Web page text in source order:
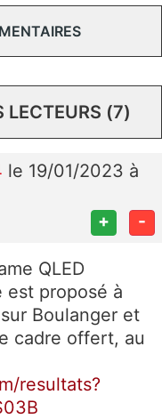
LECTEURS (7)
le 19/01/2023 à
+ -
QLED
est proposé à
Boulanger et
cadre offert, au
resultats?